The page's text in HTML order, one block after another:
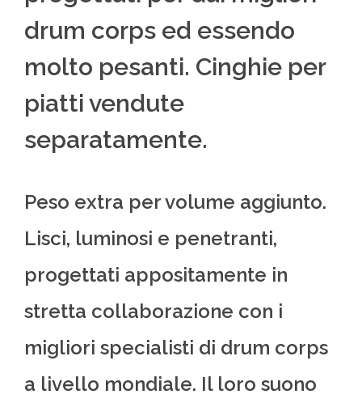
drum corps ed essendo
molto pesanti. Cinghie per
piatti vendute
separatamente.
Peso extra per volume aggiunto.
Lisci, luminosi e penetranti,
progettati appositamente in
stretta collaborazione con i
migliori specialisti di drum corps
a livello mondiale. Il loro suono